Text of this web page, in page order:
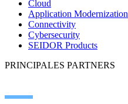
Cloud
Application Modernization
Connectivity
Cybersecurity
SEIDOR Products
PRINCIPALES PARTNERS